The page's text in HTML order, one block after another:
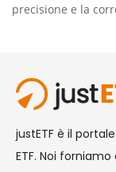
precisione e la